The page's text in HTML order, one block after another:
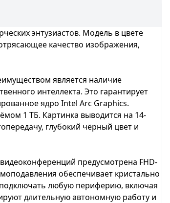
энтузиастов. Модель в цвете
качество изображения,
является наличие
интеллекта. Это гарантирует
ядро Intel Arc Graphics.
1 ТБ. Картинка выводится на 14-
глубокий чёрный цвет и
предусмотрена FHD-
обеспечивает кристально
подключать любую периферию, включая
длительную автономную работу и